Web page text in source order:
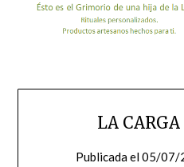
LA
Publicada el05/07/